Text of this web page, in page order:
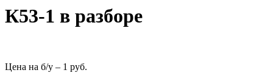
К53-1 в разборе
Цена на б/у – 1 руб.